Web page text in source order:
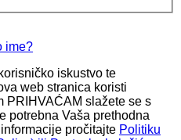
ime?
iskustvo te
web stranica koristi
PRIHVAĆAM slažete se s
potrebna Vaša prethodna
pročitajte Politiku